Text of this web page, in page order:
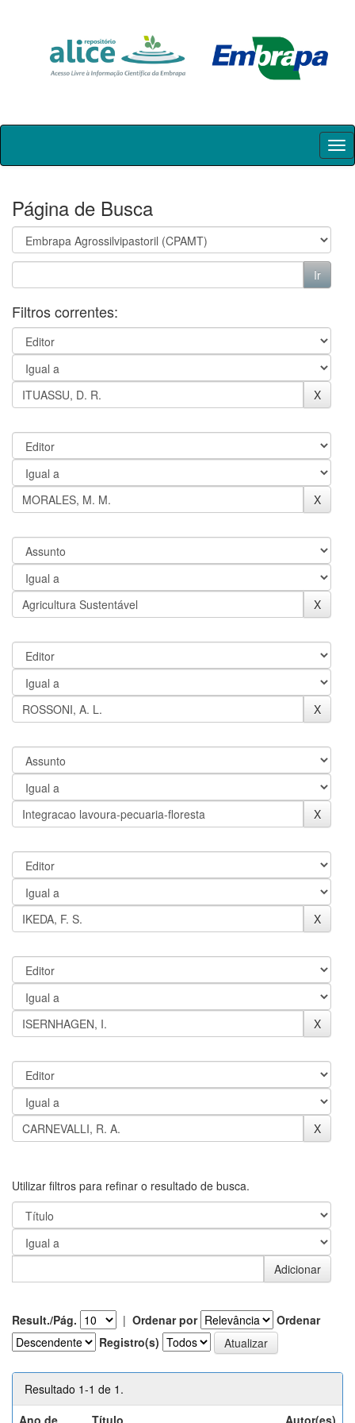
Skip
Página de Busca
Filtros correntes:
Utilizar filtros para refinar o resultado de busca.
Result./Pág. | Ordenar por
Ordenar
Registro(s)
Resultado 1-1 de 1.
Ano de
Título Autor(es)